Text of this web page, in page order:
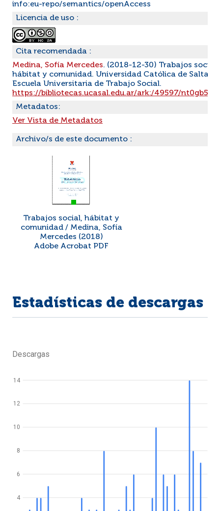
info:eu-repo/semantics/openAccess
Licencia de uso :
Cita recomendada :
Medina, Sofía Mercedes. (2018-12-30) Trabajos social,
hábitat y comunidad. Universidad Católica de Salta.
Escuela Universitaria de Trabajo Social.
https://bibliotecas.ucasal.edu.ar/ark:/49597/
Metadatos:
Ver Vista de Metadatos
Archivo/s de este documento :
Trabajos social, hábitat y
comunidad / Medina, Sofía
Mercedes (2018)
Adobe Acrobat PDF
Estadísticas de descargas
Descargas
4
6
8
10
12
14